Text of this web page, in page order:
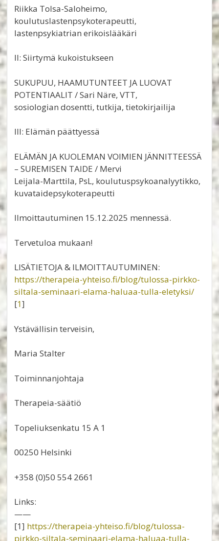
Riikka Tolsa-Saloheimo,
koulutuslastenpsykoterapeutti,
lastenpsykiatrian erikoislääkäri
II: Siirtymä kukoistukseen
SUKUPUU, HAAMUTUNTEET JA LUOVAT
POTENTIAALIT / Sari Näre, VTT,
sosiologian dosentti, tutkija, tietokirjailija
III: Elämän päättyessä
ELÄMÄN JA KUOLEMAN VOIMIEN JÄNNITTEESSÄ
– SUREMISEN TAIDE / Mervi
Leijala-Marttila, PsL, koulutuspsykoanalyytikko,
kuvataidepsykoterapeutti
Ilmoittautuminen 15.12.2025 mennessä.
Tervetuloa mukaan!
LISÄTIETOJA & ILMOITTAUTUMINEN:
https://therapeia-yhteiso.fi/blog/tulossa-pirkko-
siltala-seminaari-elama-haluaa-tulla-eletyksi/
[1]
Ystävällisin terveisin,
Maria Stalter
Toiminnanjohtaja
Therapeia-säätiö
Topeliuksenkatu 15 A 1
00250 Helsinki
+358 (0)50 554 2661
Links:
——
[1] https://therapeia-yhteiso.fi/blog/tulossa-
pirkko-siltala-seminaari-elama-haluaa-tulla-